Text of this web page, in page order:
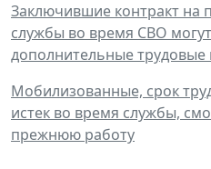
Заключившие контракт на
службы во время СВО
дополнительные трудовые
Мобилизованные, срок
истек во время службы,
прежнюю работу